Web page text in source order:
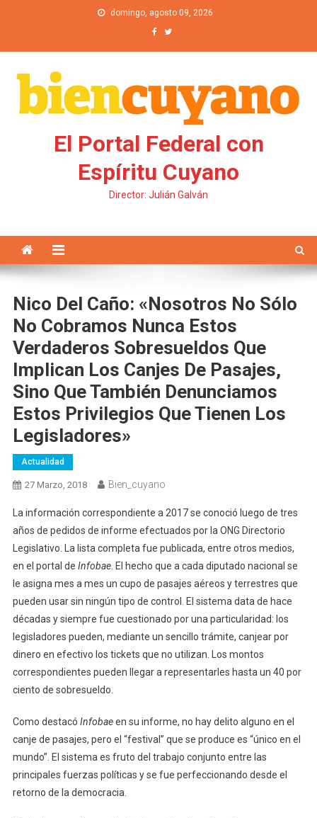
domingo, agosto 09, 2026
El Portal Federal con
Espíritu Cuyano
Director: Julián Galván
Nico Del Caño: «Nosotros No Sólo
No Cobramos Nunca Estos
Verdaderos Sobresueldos Que
Implican Los Canjes De Pasajes,
Sino Que También Denunciamos
Estos Privilegios Que Tienen Los
Legisladores»
Actualidad
27 Marzo, 2018 Bien_cuyano
La información correspondiente a 2017 se conoció luego de tres
años de pedidos de informe efectuados por la ONG Directorio
Legislativo. La lista completa fue publicada, entre otros medios,
en el portal de Infobae. El hecho que a cada diputado nacional se
le asigna mes a mes un cupo de pasajes aéreos y terrestres que
pueden usar sin ningún tipo de control. El sistema data de hace
décadas y siempre fue cuestionado por una particularidad: los
legisladores pueden, mediante un sencillo trámite, canjear por
dinero en efectivo los tickets que no utilizan. Los montos
correspondientes pueden llegar a representarles hasta un 40 por
ciento de sobresueldo.
Como destacó Infobaeen su informe, no hay delito alguno en el
canje de pasajes, pero el “festival” que se produce es “único en el
mundo”. El sistema es fruto del trabajo conjunto entre las
principales fuerzas políticas y se fue perfeccionando desde el
retorno de la democracia.